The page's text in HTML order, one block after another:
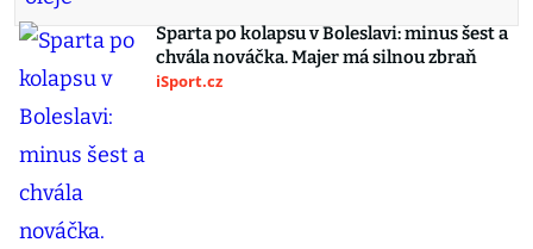
Sparta po kolapsu v Boleslavi: minus šest a
chvála nováčka. Majer má silnou zbraň
iSport.cz